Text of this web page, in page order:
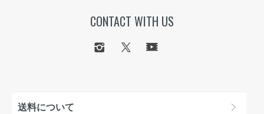
CONTACT WITH US
送料について